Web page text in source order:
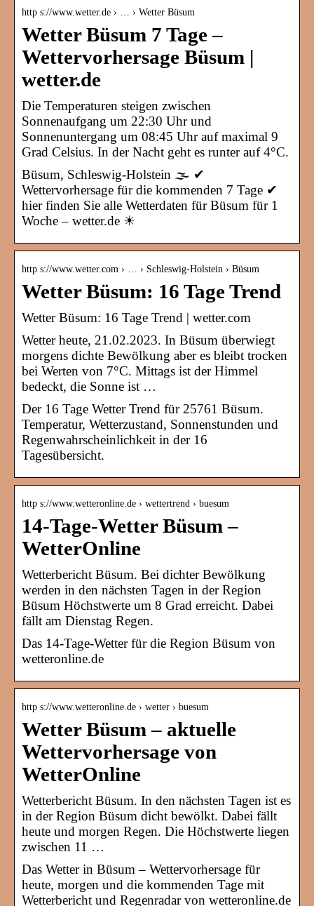
http s://www.wetter.de › … › Wetter Büsum
Wetter Büsum 7 Tage –
Wettervorhersage Büsum |
wetter.de
Die Temperaturen steigen zwischen
Sonnenaufgang um 22:30 Uhr und
Sonnenuntergang um 08:45 Uhr auf maximal 9
Grad Celsius. In der Nacht geht es runter auf 4°C.
Büsum, Schleswig-Holstein 🌫️ ✔
Wettervorhersage für die kommenden 7 Tage ✔
hier finden Sie alle Wetterdaten für Büsum für 1
Woche – wetter.de ☀
http s://www.wetter.com › … › Schleswig-Holstein › Büsum
Wetter Büsum: 16 Tage Trend
Wetter Büsum: 16 Tage Trend | wetter.com
Wetter heute, 21.02.2023. In Büsum überwiegt
morgens dichte Bewölkung aber es bleibt trocken
bei Werten von 7°C. Mittags ist der Himmel
bedeckt, die Sonne ist …
Der 16 Tage Wetter Trend für 25761 Büsum.
Temperatur, Wetterzustand, Sonnenstunden und
Regenwahrscheinlichkeit in der 16
Tagesübersicht.
http s://www.wetteronline.de › wettertrend › buesum
14-Tage-Wetter Büsum –
WetterOnline
Wetterbericht Büsum. Bei dichter Bewölkung
werden in den nächsten Tagen in der Region
Büsum Höchstwerte um 8 Grad erreicht. Dabei
fällt am Dienstag Regen.
Das 14-Tage-Wetter für die Region Büsum von
wetteronline.de
http s://www.wetteronline.de › wetter › buesum
Wetter Büsum – aktuelle
Wettervorhersage von
WetterOnline
Wetterbericht Büsum. In den nächsten Tagen ist es
in der Region Büsum dicht bewölkt. Dabei fällt
heute und morgen Regen. Die Höchstwerte liegen
zwischen 11 …
Das Wetter in Büsum – Wettervorhersage für
heute, morgen und die kommenden Tage mit
Wetterbericht und Regenradar von wetteronline.de